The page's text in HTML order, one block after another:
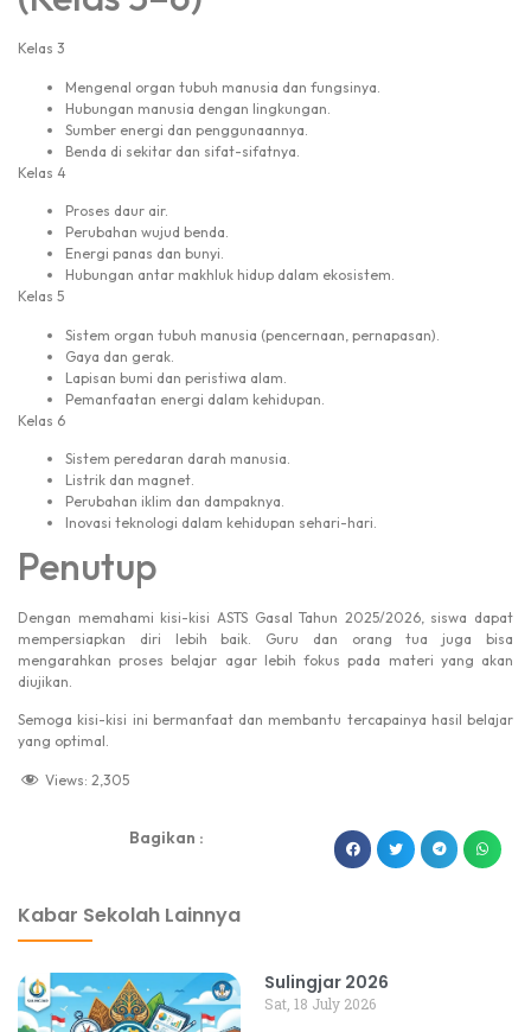
Kelas 3
Mengenal organ tubuh manusia dan fungsinya.
Hubungan manusia dengan lingkungan.
Sumber energi dan penggunaannya.
Benda di sekitar dan sifat-sifatnya.
Kelas 4
Proses daur air.
Perubahan wujud benda.
Energi panas dan bunyi.
Hubungan antar makhluk hidup dalam ekosistem.
Kelas 5
Sistem organ tubuh manusia (pencernaan, pernapasan).
Gaya dan gerak.
Lapisan bumi dan peristiwa alam.
Pemanfaatan energi dalam kehidupan.
Kelas 6
Sistem peredaran darah manusia.
Listrik dan magnet.
Perubahan iklim dan dampaknya.
Inovasi teknologi dalam kehidupan sehari-hari.
Penutup
Dengan memahami kisi-kisi ASTS Gasal Tahun 2025/2026, siswa dapat
mempersiapkan diri lebih baik. Guru dan orang tua juga bisa
mengarahkan proses belajar agar lebih fokus pada materi yang akan
diujikan.
Semoga kisi-kisi ini bermanfaat dan membantu tercapainya hasil belajar
yang optimal.
Views: 2,305
Bagikan :
Kabar Sekolah Lainnya
Sulingjar 2026
Sat, 18 July 2026